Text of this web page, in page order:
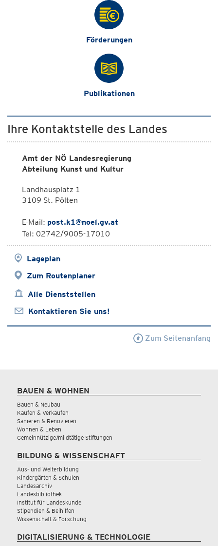
Förderungen
Publikationen
Ihre Kontaktstelle des Landes
Amt der NÖ Landesregierung
Abteilung Kunst und Kultur
Landhausplatz 1
3109 St. Pölten
E-Mail: post.k1@noel.gv.at
Tel: 02742/9005-17010
Lageplan
Zum Routenplaner
Alle Dienststellen
Kontaktieren Sie uns!
Zum Seitenanfang
BAUEN & WOHNEN
Bauen & Neubau
Kaufen & Verkaufen
Sanieren & Renovieren
Wohnen & Leben
Gemeinnützige/mildtätige Stiftungen
BILDUNG & WISSENSCHAFT
Aus- und Weiterbildung
Kindergärten & Schulen
Landesarchiv
Landesbibliothek
Institut für Landeskunde
Stipendien & Beihilfen
Wissenschaft & Forschung
DIGITALISIERUNG & TECHNOLOGIE